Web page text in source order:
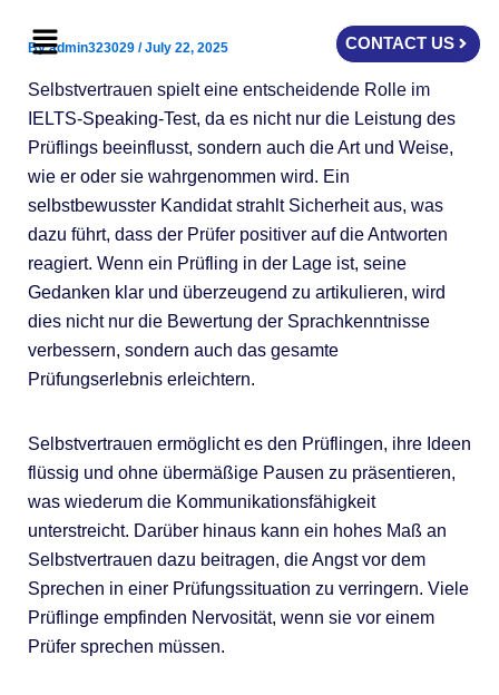
Menu CONTACT US
Byadmin323029 /July 22, 2025
Selbstvertrauen spielt eine entscheidende Rolle im
IELTS-Speaking-Test, da es nicht nur die Leistung des
Prüflings beeinflusst, sondern auch die Art und Weise,
wie er oder sie wahrgenommen wird. Ein
selbstbewusster Kandidat strahlt Sicherheit aus, was
dazu führt, dass der Prüfer positiver auf die Antworten
reagiert. Wenn ein Prüfling in der Lage ist, seine
Gedanken klar und überzeugend zu artikulieren, wird
dies nicht nur die Bewertung der Sprachkenntnisse
verbessern, sondern auch das gesamte
Prüfungserlebnis erleichtern.
Selbstvertrauen ermöglicht es den Prüflingen, ihre Ideen
flüssig und ohne übermäßige Pausen zu präsentieren,
was wiederum die Kommunikationsfähigkeit
unterstreicht. Darüber hinaus kann ein hohes Maß an
Selbstvertrauen dazu beitragen, die Angst vor dem
Sprechen in einer Prüfungssituation zu verringern. Viele
Prüflinge empfinden Nervosität, wenn sie vor einem
Prüfer sprechen müssen.